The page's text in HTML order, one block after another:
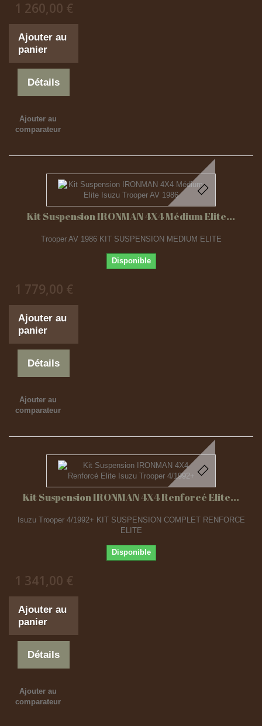
1 260,00 €
Ajouter au
panier
Détails
Ajouter au
comparateur
Kit Suspension IRONMAN 4X4 Médium Elite...
Trooper AV 1986 KIT SUSPENSION MEDIUM ELITE
Disponible
1 779,00 €
Ajouter au
panier
Détails
Ajouter au
comparateur
Kit Suspension IRONMAN 4X4 Renforcé Elite...
Isuzu Trooper 4/1992+ KIT SUSPENSION COMPLET RENFORCE
ELITE
Disponible
1 341,00 €
Ajouter au
panier
Détails
Ajouter au
comparateur